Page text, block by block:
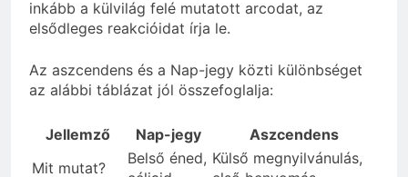
inkább a külvilág felé mutatott arcodat, az
elsődleges reakcióidat írja le.
Az aszcendens és a Nap-jegy közti különbséget
az alábbi táblázat jól összefoglalja:
Jellemző Nap-jegy
Aszcendens
Mit mutat?
Belső éned, Külső megnyilvánulás,